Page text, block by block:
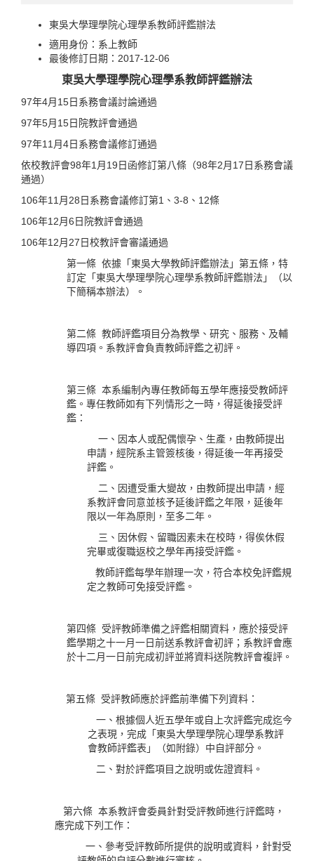
人力資源領域
東吳大學理學院心理學系教師評鑑辦法
適用身份： 系上教師
最後修訂日期： 2017-12-06
東吳大學理學院心理學系教師評鑑辦法
97年4月15日系務會議討論通過
97年5月15日院教評會通過
97年11月4日系務會議修訂通過
依校教評會98年1月19日函修訂第八條（98年2月17日系務會議
通過）
106年11月28日系務會議修訂第1、3-8、12條
106年12月6日院教評會通過
106年12月27日校教評會審議通過
第一條 依據「東吳大學教師評鑑辦法」第五條，特
訂定「東吳大學理學院心理學系教師評鑑辦法」（以
下簡稱本辦法）。
第二條 教師評鑑項目分為教學、研究、服務、及輔
導四項。系教評會負責教師評鑑之初評。
第三條 本系編制內專任教師每五學年應接受教師評
鑑。專任教師如有下列情形之一時，得延後接受評
鑑：
一、因本人或配偶懷孕、生產，由教師提出
申請，經院系主管簽核後，得延後一年再接受
評鑑。
二、因遭受重大變故，由教師提出申請，經
系教評會同意並核予延後評鑑之年限，延後年
限以一年為原則，至多二年。
三、因休假、留職因素未在校時，得俟休假
完畢或復職返校之學年再接受評鑑。
教師評鑑每學年辦理一次，符合本校免評鑑規
定之教師可免接受評鑑。
第四條 受評教師準備之評鑑相關資料，應於接受評
鑑學期之十一月一日前送系教評會初評；系教評會應
於十二月一日前完成初評並將資料送院教評會複評。
第五條 受評教師應於評鑑前準備下列資料：
一、根據個人近五學年或自上次評鑑完成迄今
之表現，完成「東吳大學理學院心理學系教評
會教師評鑑表」（如附錄）中自評部分。
二、對於評鑑項目之說明或佐證資料。
第六條 本系教評會委員針對受評教師進行評鑑時，
應完成下列工作：
一、參考受評教師所提供的說明或資料，針對受